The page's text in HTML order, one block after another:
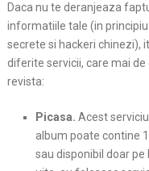
Daca nu te deranjeaza
informatiile tale (in
secrete si hackeri chinezi),
diferite servicii, care mai
revista:
Picasa. Acest
album poate contine
sau disponibil doar